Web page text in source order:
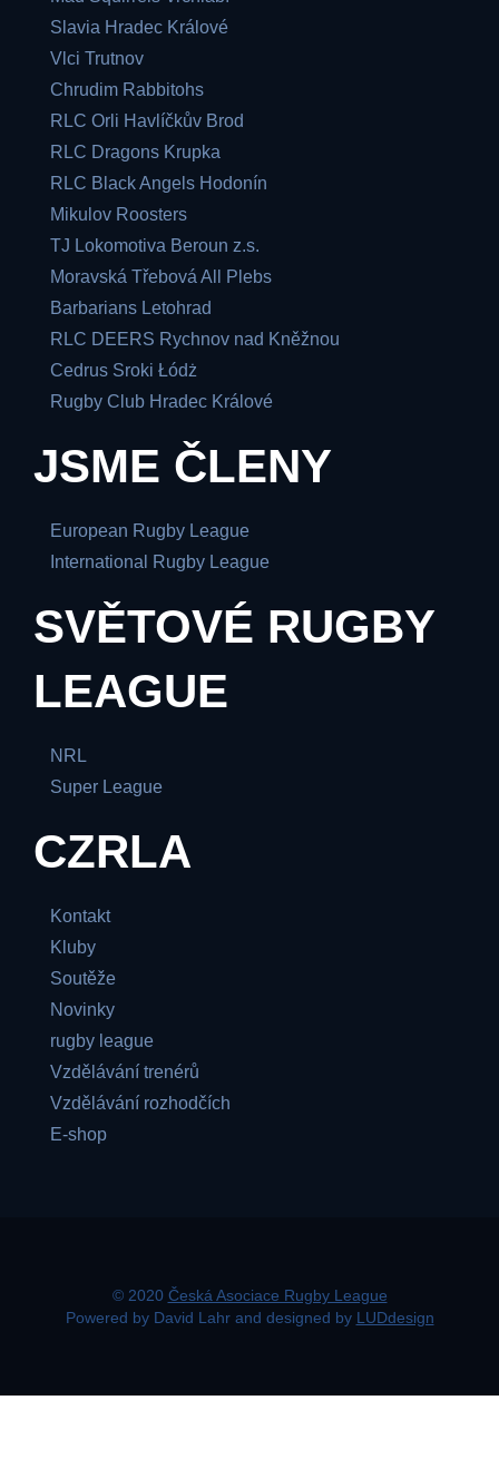
Slavia Hradec Králové
Vlci Trutnov
Chrudim Rabbitohs
RLC Orli Havlíčkův Brod
RLC Dragons Krupka
RLC Black Angels Hodonín
Mikulov Roosters
TJ Lokomotiva Beroun z.s.
Moravská Třebová All Plebs
Barbarians Letohrad
RLC DEERS Rychnov nad Kněžnou
Cedrus Sroki Łódż
Rugby Club Hradec Králové
JSME ČLENY
European Rugby League
International Rugby League
SVĚTOVÉ RUGBY
LEAGUE
NRL
Super League
CZRLA
Kontakt
Kluby
Soutěže
Novinky
rugby league
Vzdělávání trenérů
Vzdělávání rozhodčích
E-shop
© 2020 Česká Asociace Rugby League
Powered by David Lahr and designed by LUDdesign